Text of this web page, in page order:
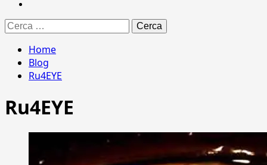
Ricerca
per:
Home
Blog
Ru4EYE
Ru4EYE